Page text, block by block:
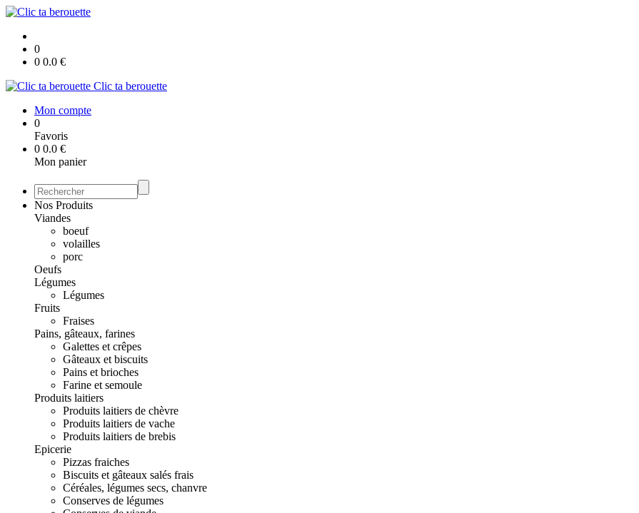
0
0 0.0 €
Clic ta berouette
Mon compte
0
Favoris
0 0.0 €
Mon panier
Nos Produits
Viandes
boeuf
volailles
porc
Oeufs
Légumes
Légumes
Fruits
Fraises
Pains, gâteaux, farines
Galettes et crêpes
Gâteaux et biscuits
Pains et brioches
Farine et semoule
Produits laitiers
Produits laitiers de chèvre
Produits laitiers de vache
Produits laitiers de brebis
Epicerie
Pizzas fraiches
Biscuits et gâteaux salés frais
Céréales, légumes secs, chanvre
Conserves de légumes